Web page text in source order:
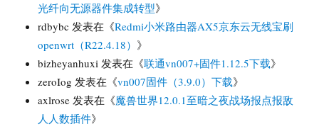
光纤向无源器件集成转型》
rdbybc 发表在《Redmi小米路由器AX5京东云无线宝刷
openwrt（R22.4.18） 》
bizheyanhuxi 发表在《联通vn007+固件1.12.5下载》
zeroIog 发表在《vn007固件（3.9.0）下载》
axlrose 发表在《魔兽世界12.0.1至暗之夜战场报点报敌
人人数插件》